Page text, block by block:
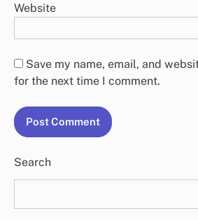
Website
Save my name, email, and
for the next time I comment.
Search